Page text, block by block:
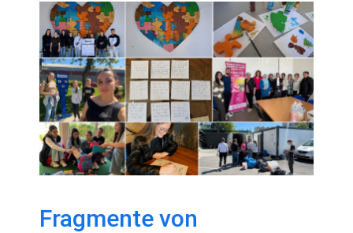
Fragmente von
freiwilligem
Engagement – April
2026
Fragmente von